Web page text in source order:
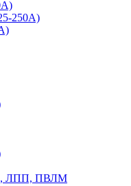
250А)
ЛПП, ПВЛМ